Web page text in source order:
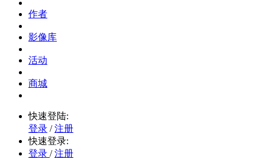
作者
影像库
活动
商城
快速登陆:
登录 / 注册
快速登录:
登录 / 注册